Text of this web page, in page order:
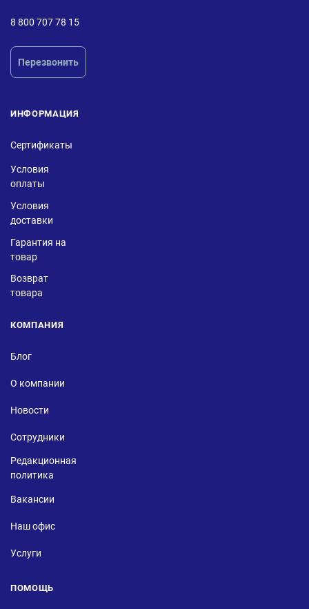
8 800 707 78 15
Перезвонить
ИНФОРМАЦИЯ
Сертификаты
Условия
оплаты
Условия
доставки
Гарантия на
товар
Возврат
товара
КОМПАНИЯ
Блог
О компании
Новости
Сотрудники
Редакционная
политика
Вакансии
Наш офис
Услуги
ПОМОЩЬ